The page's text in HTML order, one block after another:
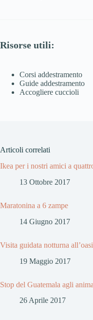
Risorse utili:
Corsi addestramento
Guide addestramento
Accogliere cuccioli
Articoli correlati
Ikea per i nostri amici a
13 Ottobre 2017
Maratonina a 6 zampe
14 Giugno 2017
Visita guidata notturna
19 Maggio 2017
Stop del Guatemala agli
26 Aprile 2017